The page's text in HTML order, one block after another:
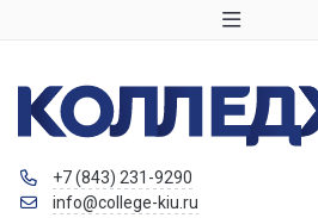
+7 (843) 231-9290
info@college-kiu.ru